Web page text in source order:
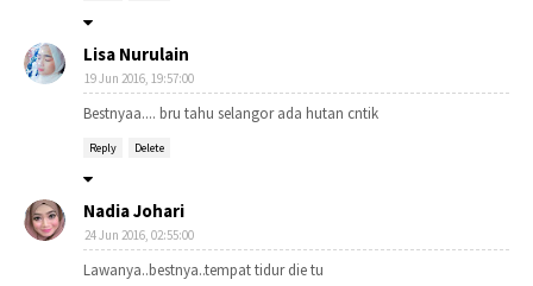
Lisa Nurulain
19 Jun 2016, 19:57:00
Bestnyaa.... bru tahu selangor ada hutan cntik
Reply Delete
Nadia Johari
24 Jun 2016, 02:55:00
Lawanya..bestnya..tempat tidur die tu